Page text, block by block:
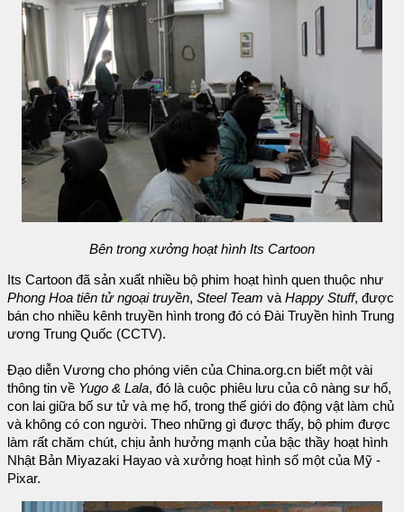
Bên trong xưởng hoạt hình Its Cartoon
Its Cartoon đã sản xuất nhiều bộ phim hoạt hình quen thuộc như
Phong Hoa tiên tử ngoại truyền, Steel Team vàHappy Stuff, được
bán cho nhiều kênh truyền hình trong đó có Đài Truyền hình Trung
ương Trung Quốc (CCTV).
Đạo diễn Vương cho phóng viên của China.org.cn biết một vài
thông tin về Yugo & Lala, đó là cuộc phiêu lưu của cô nàng sư hổ,
con lai giữa bố sư tử và mẹ hổ, trong thế giới do động vật làm chủ
và không có con người. Theo những gì được thấy, bộ phim được
làm rất chăm chút, chịu ảnh hưởng mạnh của bậc thầy hoạt hình
Nhật Bản Miyazaki Hayao và xưởng hoạt hình số một của Mỹ -
Pixar.